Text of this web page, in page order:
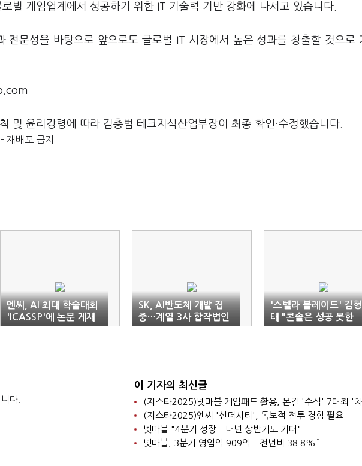
벌 게임업계에서 성공하기 위한 IT 기술력 기반 강화에 나서고 있습니다.
전문성을 바탕으로 앞으로도 글로벌 IT 시장에서 높은 성과를 창출할 것으로
및 윤리강령에 따라 김충범 테크지식산업부장이 최종 확인·수정했습니다.
재배포 금지
엔씨, AI 최대 학술대회
'ICASSP'에 논문 게재
SK, AI반도체 개발 집
중…계열 3사 합작법인
자산 3배 커져
'스텔라 블레이드' 김형
태 "콘솔은 성공 못한
다? 그게 함정"
다.
이 기자의 최신글
(지스타2025)넷마블 게임패드 활용, 몬길 '수석' 7대죄 '
(지스타2025)엔씨 '신더시티', 독보적 전투 경험 필요
넷마블 "4분기 성장…내년 상반기도 기대"
넷마블, 3분기 영업익 909억…전년비 38.8%↑